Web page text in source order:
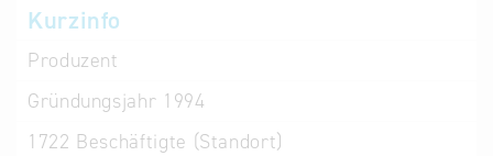
Kurzinfo
Produzent
Gründungsjahr 1994
1722 Beschäftigte (Standort)